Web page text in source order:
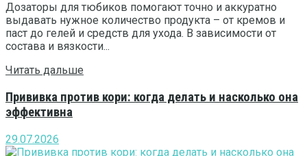
Дозаторы для тюбиков помогают точно и аккуратно
выдавать нужное количество продукта – от кремов и
паст до гелей и средств для ухода. В зависимости от
состава и вязкости...
Читать дальше
Прививка против кори: когда делать и насколько она
эффективна
29.07.2026